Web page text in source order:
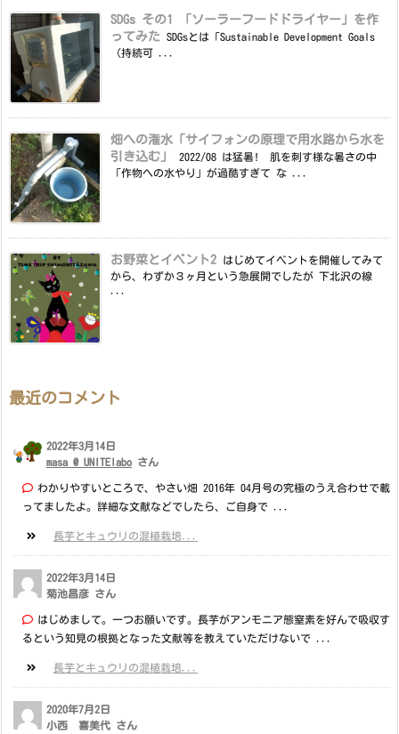
SDGs その1 「ソーラーフードドライヤー」を作
ってみた
SDGsとは「Sustainable Development Goals
（持続可 ...
畑への潅水「サイフォンの原理で用水路から水を
引き込む」
2022/08 は猛暑! 肌を刺す様な暑さの中
「作物への水やり」が過酷すぎて な ...
お野菜とイベント2
はじめてイベントを開催してみて
から、わずか３ヶ月という急展開でしたが 下北沢の線
最近のコメント
2022年3月14日
masa @ UNITElabo さん
わかりやすいところで、やさい畑 2016年 04月号の究極のうえ合わせで載
ってましたよ。詳細な文献などでしたら、ご自身で ...
長芋とキュウリの混植栽培...
2022年3月14日
菊池昌彦 さん
はじめまして。一つお願いです。長芋がアンモニア態窒素を好んで吸収す
るという知見の根拠となった文献等を教えていただけないで ...
長芋とキュウリの混植栽培...
2020年7月2日
小西 喜美代 さん